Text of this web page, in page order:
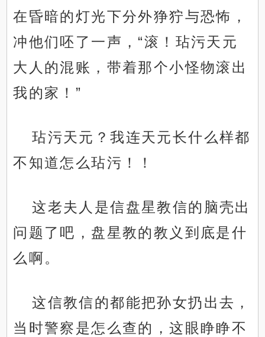
在昏暗的灯光下分外狰狞与恐怖，
冲他们呸了一声，“滚！玷污天元
大人的混账，带着那个小怪物滚出
我的家！”
玷污天元？我连天元长什么样都
不知道怎么玷污！！
这老夫人是信盘星教信的脑壳出
问题了吧，盘星教的教义到底是什
么啊。
这信教信的都能把孙女扔出去，
当时警察是怎么查的，这眼睁睁不